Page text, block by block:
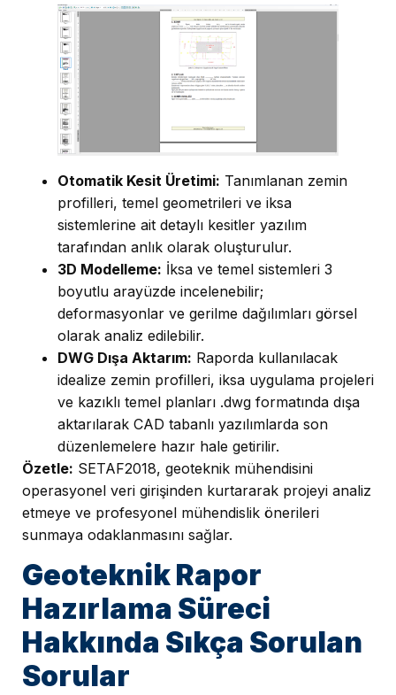
Otomatik Kesit Üretimi: Tanımlanan zemin
profilleri, temel geometrileri ve iksa
sistemlerine ait detaylı kesitler yazılım
tarafından anlık olarak oluşturulur.
3D Modelleme: İksa ve temel sistemleri 3
boyutlu arayüzde incelenebilir;
deformasyonlar ve gerilme dağılımları görsel
olarak analiz edilebilir.
DWG Dışa Aktarım: Raporda kullanılacak
idealize zemin profilleri, iksa uygulama projeleri
ve kazıklı temel planları .dwg formatında dışa
aktarılarak CAD tabanlı yazılımlarda son
düzenlemelere hazır hale getirilir.
Özetle: SETAF2018, geoteknik mühendisini
operasyonel veri girişinden kurtararak projeyi analiz
etmeye ve profesyonel mühendislik önerileri
sunmaya odaklanmasını sağlar.
Geoteknik Rapor
Hazırlama Süreci
Hakkında Sıkça Sorulan
Sorular